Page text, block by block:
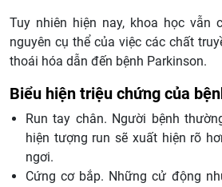
Tuy nhiên hiện nay, khoa học vẫn
nguyên cụ thể của việc các chất
thoái hóa dẫn đến bệnh Parkinson.
Biểu hiện triệu chứng của
Run tay chân. Người bệnh
hiện tượng run sẽ xuất hiện rõ
ngơi.
Cứng cơ bắp. Những cử động